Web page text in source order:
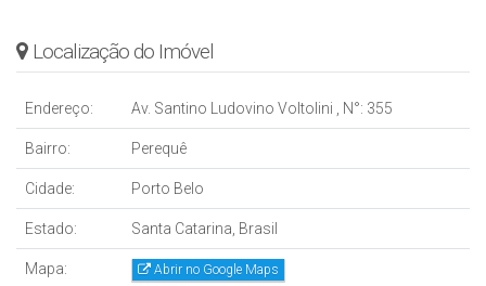
Localização do Imóvel
Endereço: Av. Santino Ludovino Voltolini N°: 355
Bairro: Perequê
Cidade: Porto Belo
Estado: Santa Catarina, Brasil
Mapa: Abrir no Google Maps